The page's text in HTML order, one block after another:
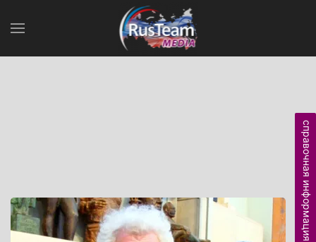
справочная информация